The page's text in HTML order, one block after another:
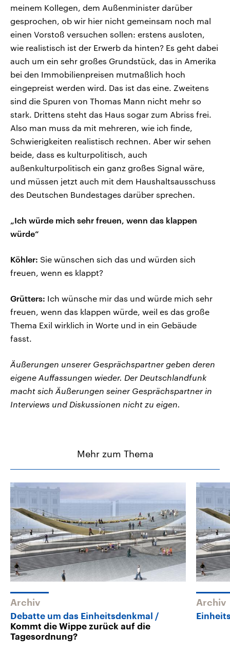
meinem Kollegen, dem Außenminister darüber
gesprochen, ob wir hier nicht gemeinsam noch mal
einen Vorstoß versuchen sollen: erstens ausloten,
wie realistisch ist der Erwerb da hinten? Es geht dabei
auch um ein sehr großes Grundstück, das in Amerika
bei den Immobilienpreisen mutmaßlich hoch
eingepreist werden wird. Das ist das eine. Zweitens
sind die Spuren von Thomas Mann nicht mehr so
stark. Drittens steht das Haus sogar zum Abriss frei.
Also man muss da mit mehreren, wie ich finde,
Schwierigkeiten realistisch rechnen. Aber wir sehen
beide, dass es kulturpolitisch, auch
außenkulturpolitisch ein ganz großes Signal wäre,
und müssen jetzt auch mit dem Haushaltsausschuss
des Deutschen Bundestages darüber sprechen.
„Ich würde mich sehr freuen, wenn das klappen
würde“
Köhler: Sie wünschen sich das und würden sich
freuen, wenn es klappt?
Grütters: Ich wünsche mir das und würde mich sehr
freuen, wenn das klappen würde, weil es das große
Thema Exil wirklich in Worte und in ein Gebäude
fasst.
Äußerungen unserer Gesprächspartner geben deren
eigene Auffassungen wieder. Der Deutschlandfunk
macht sich Äußerungen seiner Gesprächspartner in
Interviews und Diskussionen nicht zu eigen.
Mehr zum Thema
Archiv
Debatte um das Einheitsdenkmal
Kommt die Wippe zurück auf die
Tagesordnung?
Archiv